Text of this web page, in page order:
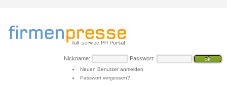
Nickname: Passwort:
Neuen Benutzer anmelden
Passwort vergessen?